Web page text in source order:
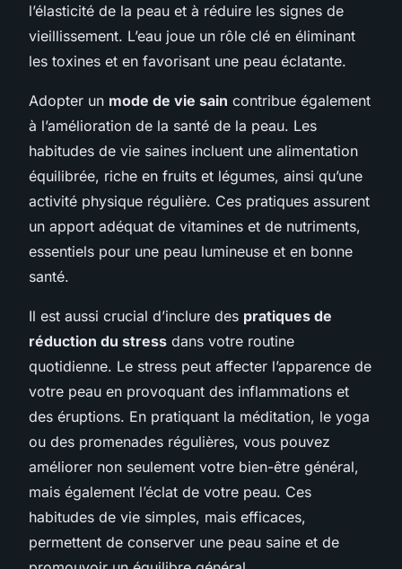
l’élasticité de la peau et à réduire les signes de
vieillissement. L’eau joue un rôle clé en éliminant
les toxines et en favorisant une peau éclatante.
Adopter un mode de vie sain contribue également
à l’amélioration de la santé de la peau. Les
habitudes de vie saines incluent une alimentation
équilibrée, riche en fruits et légumes, ainsi qu’une
activité physique régulière. Ces pratiques assurent
un apport adéquat de vitamines et de nutriments,
essentiels pour une peau lumineuse et en bonne
santé.
Il est aussi crucial d’inclure des pratiques de
réduction du stress dans votre routine
quotidienne. Le stress peut affecter l’apparence de
votre peau en provoquant des inflammations et
des éruptions. En pratiquant la méditation, le yoga
ou des promenades régulières, vous pouvez
améliorer non seulement votre bien-être général,
mais également l’éclat de votre peau. Ces
habitudes de vie simples, mais efficaces,
permettent de conserver une peau saine et de